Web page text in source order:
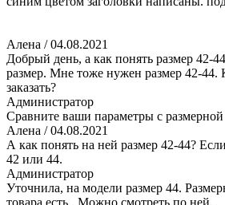
Алена / 04.08.2021
Добрый день, а как понять размер 42-
размер. Мне тоже нужен размер 42-44.
заказать?
Администратор
Сравните ваши параметры с размерной
Алена / 04.08.2021
А как понять на ней размер 42-44?
42 или 44.
Администратор
Уточнила, на модели размер 44.
товара есть . Можно смотреть по ней.